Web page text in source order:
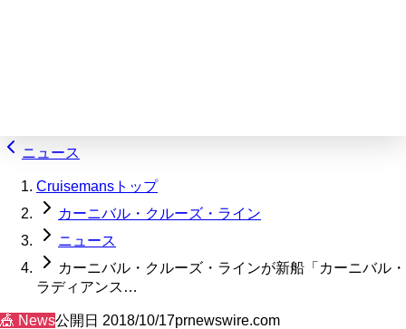
ニュース
Cruisemansトップ
カーニバル・クルーズ・ライン
ニュース
カーニバル・クルーズ・ラインが新船「カーニバル・
ラディアンス…
🎪 News公開日 2018/10/17prnewswire.com